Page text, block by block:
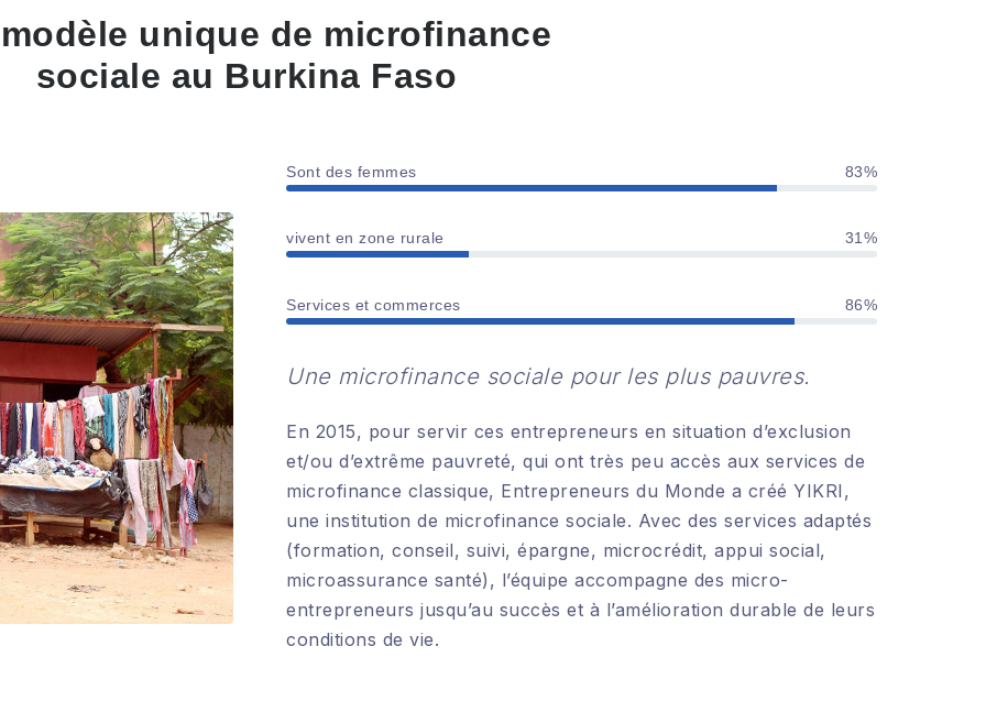
unique de microfinance
sociale au Burkina Faso
Sont des femmes 83%
vivent en zone rurale 31%
Services et commerces 86%
Une microfinance sociale pour les plus pauvres.
En 2015, pour servir ces entrepreneurs en situation d’exclusion
et/ou d’extrême pauvreté, qui ont très peu accès aux services de
microfinance classique, Entrepreneurs du Monde a créé YIKRI,
une institution de microfinance sociale. Avec des services adaptés
(formation, conseil, suivi, épargne, microcrédit, appui social,
microassurance santé), l’équipe accompagne des micro-
entrepreneurs jusqu’au succès et à l’amélioration durable de leurs
conditions de vie.